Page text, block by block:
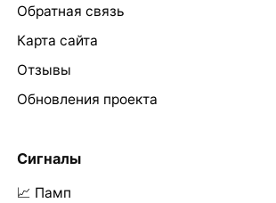
Обратная связь
Карта сайта
Отзывы
Обновления проекта
Сигналы
📈 Памп